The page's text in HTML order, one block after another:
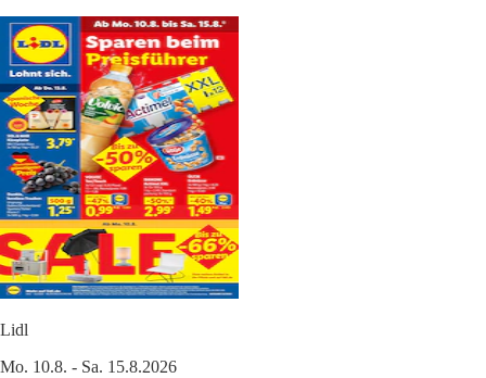
Lidl
Mo. 10.8. - Sa. 15.8.2026